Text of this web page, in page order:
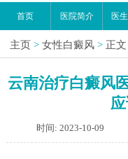
首页 医院简介 医
主页 > 女性白癜风 > 正文
云南治疗白癜风
时间: 2023-10-09